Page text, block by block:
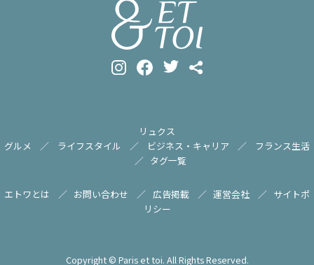
リュクス
グルメ
ライフスタイル ビジネス・キャリア
フランス生活
タグ一覧
エトワとは お問い合わせ 広告掲載 運営会社
サイトポ
リシー
Copyright © Paris et toi. All Rights Reserved.